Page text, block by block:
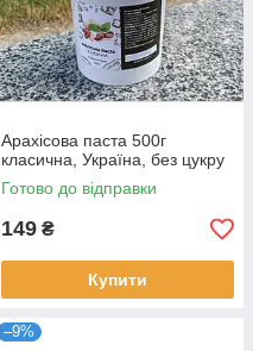
Арахісова паста 500г
класична, Україна, без цукру
Готово до відправки
149 ₴
Купити
–9%